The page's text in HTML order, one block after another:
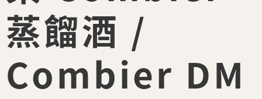
蒸餾酒 /
Combier DM